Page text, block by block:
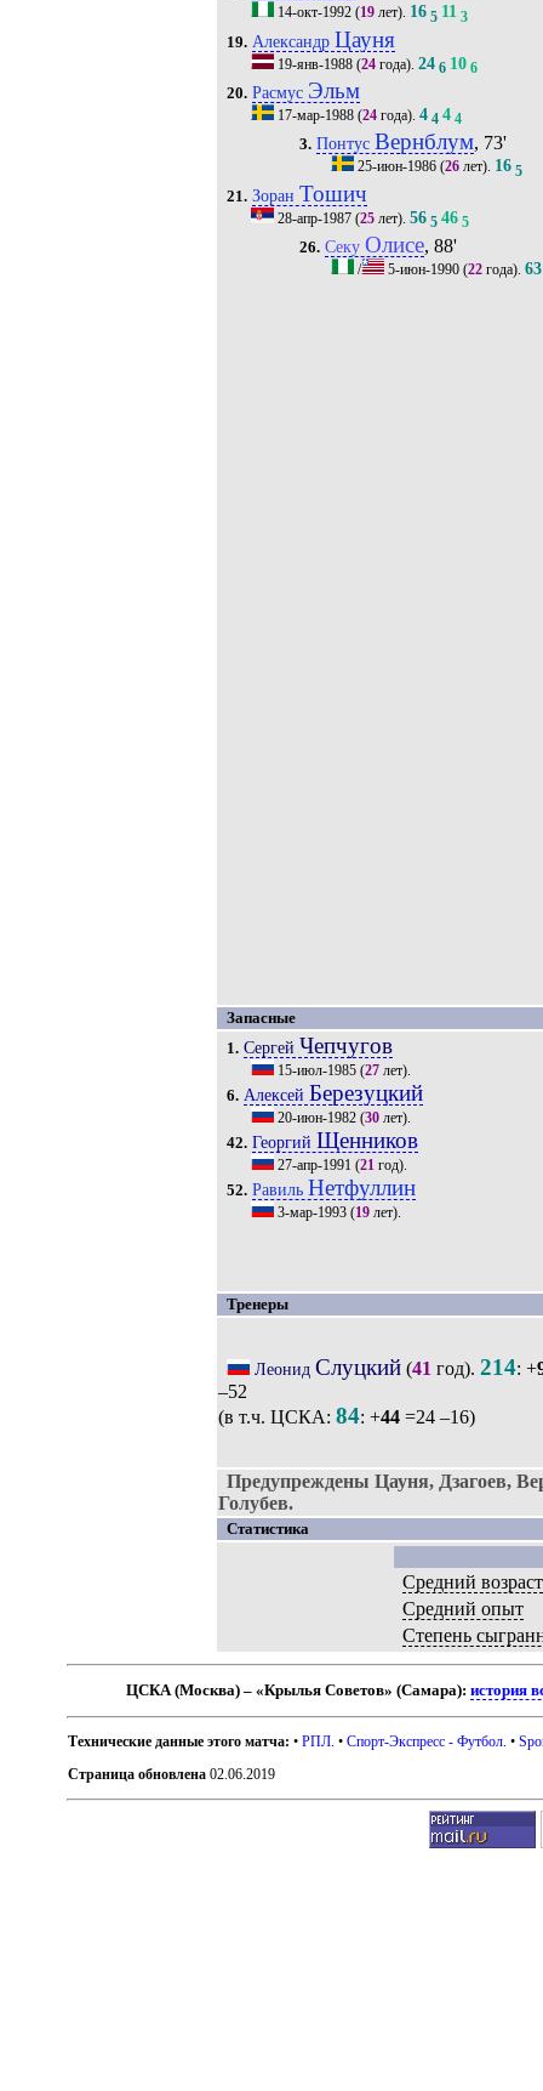
14-окт-1992(19лет). 16 5 11 3
19. Александр Цауня
19-янв-1988(24года). 24 6 10 6
20. Расмус Эльм
17-мар-1988(24года). 4 4 4 4
3. Понтус Вернблум, 73'
25-июн-1986 (26 лет). 16 5
21. Зоран Тошич
28-апр-1987(25лет). 56 5 46 5
26. Секу Олисе, 88'
/ 5-июн-1990 (22 года).63
Запасные
1. Сергей Чепчугов
15-июл-1985(27лет).
6. Алексей Березуцкий
20-июн-1982(30лет).
42. Георгий Щенников
27-апр-1991 (21год).
52. Равиль Нетфуллин
3-мар-1993(19лет).
Тренеры
Леонид Слуцкий(41 год). 214: +
–52
(в т.ч. ЦСКА: 84: +44 =24 –16)
Предупреждены Цауня, Дзагоев,
Голубев.
Статистика
Средний возраст
Средний опыт
Степень
ЦСКА (Москва) – «Крылья Советов» (Самара):история
Технические данные этого матча: •РПЛ . •Спорт-Экспресс - Футбол . •
Страница обновлена 02.06.2019